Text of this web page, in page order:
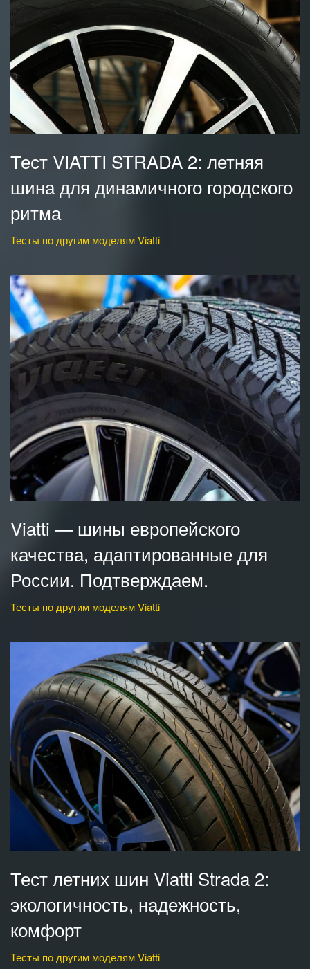
Тест VIATTI STRADA 2: летняя
шина для динамичного городского
ритма
Тесты по другим моделям Viatti
Viatti — шины европейского
качества, адаптированные для
России. Подтверждаем.
Тесты по другим моделям Viatti
Тест летних шин Viatti Strada 2:
экологичность, надежность,
комфорт
Тесты по другим моделям Viatti